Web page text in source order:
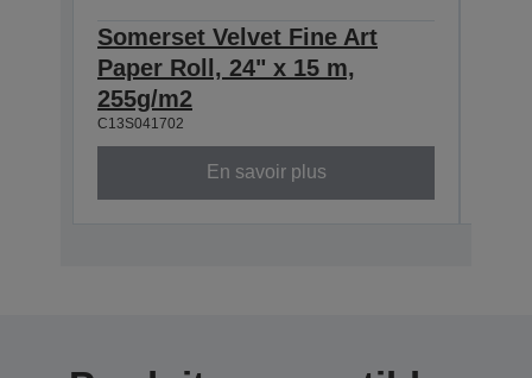
Somerset Velvet Fine Art
Paper Roll, 24" x 15 m,
255g/m2
C13S041702
En savoir plus